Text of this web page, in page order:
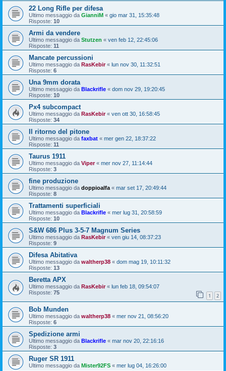
22 Long Rifle per difesa
Ultimo messaggio da GianniM « gio mar 31, 15:35:48
Risposte: 10
Armi da vendere
Ultimo messaggio da Stutzen « ven feb 12, 22:45:06
Risposte: 11
Mancate percussioni
Ultimo messaggio da RasKebir« lun nov 30, 11:32:51
Risposte: 6
Una 9mm dorata
Ultimo messaggio da Blackrifle « dom nov 29, 19:20:45
Risposte: 10
Px4 subcompact
Ultimo messaggio da RasKebir« ven ott 30, 16:58:45
Risposte: 34
Il ritorno del pitone
Ultimo messaggio da faxbat « mer gen 22, 18:37:22
Risposte: 11
Taurus 1911
Ultimo messaggio da Viper« mer nov 27, 11:14:44
Risposte: 3
fine produzione
Ultimo messaggio da doppioalfa « mar set 17, 20:49:44
Risposte: 8
Trattamenti superficiali
Ultimo messaggio da Blackrifle « mer lug 31, 20:58:59
Risposte: 10
S&W 686 Plus 3-5-7 Magnum Series
Ultimo messaggio da RasKebir« ven giu 14, 08:37:23
Risposte: 9
Difesa Abitativa
Ultimo messaggio da waltherp38 « dom mag 19, 10:11:32
Risposte: 13
Beretta APX
Ultimo messaggio da RasKebir« lun feb 18, 09:54:07
Risposte: 75 1 2
Bob Munden
Ultimo messaggio da waltherp38 « mer nov 21, 08:56:20
Risposte: 6
Spedizione armi
Ultimo messaggio da Blackrifle « mar nov 20, 22:16:16
Risposte: 3
Ruger SR 1911
Ultimo messaggio da Mister92FS « mer lug 04, 16:26:00